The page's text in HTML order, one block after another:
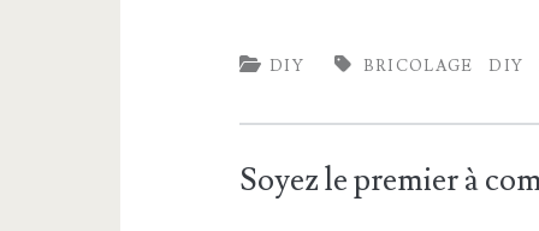
DIY BRICOLAGE DIY
Soyez le premier à